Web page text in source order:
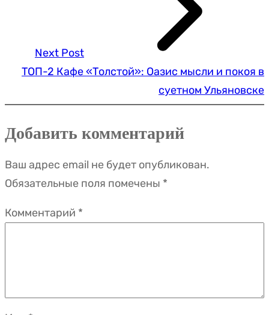
Next Post
ТОП-2 Кафе «Толстой»: Оазис мысли и покоя в
суетном Ульяновске
Добавить комментарий
Ваш адрес email не будет опубликован.
Обязательные поля помечены *
Комментарий *